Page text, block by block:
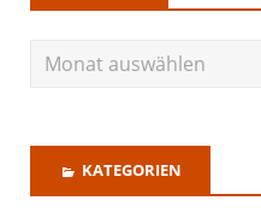
KATEGORIEN